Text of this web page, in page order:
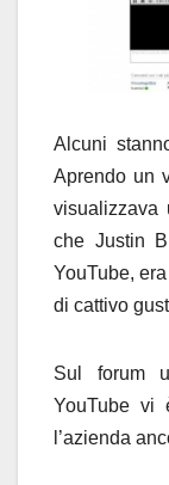
Alcuni
Aprendo un
visualizzava
che Justin
YouTube,
di cattivo
Sul forum
YouTube vi
l’azienda